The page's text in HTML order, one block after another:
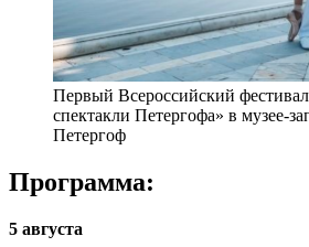
Первый Всероссийский
спектакли Петергофа» в музее-
Петергоф
Программа:
5 августа